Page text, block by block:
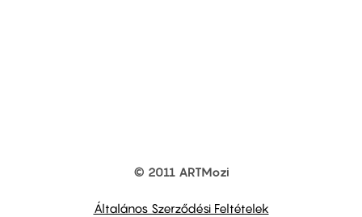
© 2011 ARTMozi
Általános Szerződési Feltételek